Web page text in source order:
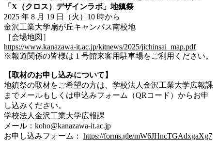
「X（クロス）デザインラボ」地鎮祭
2025 年 8 月 19 日（火）10 時から
金沢工業大学扇が丘キャンパス南校地
［会場地図］
https://www.kanazawa-it.ac.jp/kitnews/2025/jichinsai_map.pdf
※報道関係の皆様は 1 号館来客用駐車場をご利用ください。
【取材のお申し込みについて】
地鎮祭の取材をご希望の方は、学校法人金沢工業大学広報課
までメールもしくは申込みフォーム（QRコード）からお申
し込みください。
学校法人金沢工業大学広報課
メール：koho@kanazawa-it.ac.jp
お申し込みフォーム： https://forms.gle/mW6JHncTGAdxgaXg7